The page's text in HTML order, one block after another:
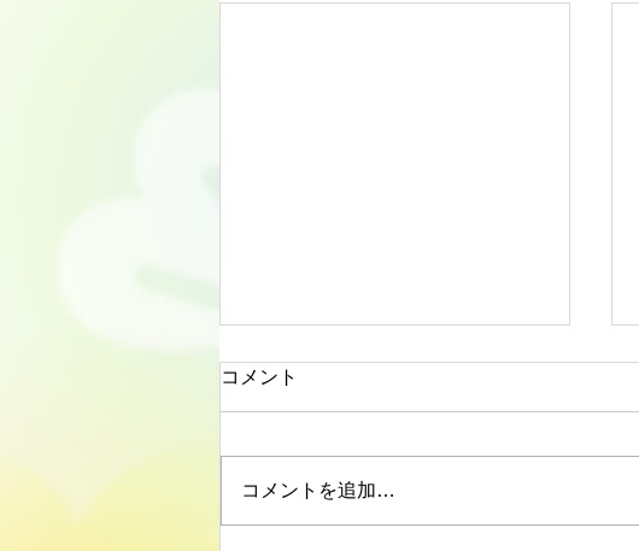
コメント
コメントを追加…